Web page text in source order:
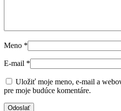
Meno *
E-mail *
Uložiť moje meno, e-mail a
pre moje budúce komentáre.